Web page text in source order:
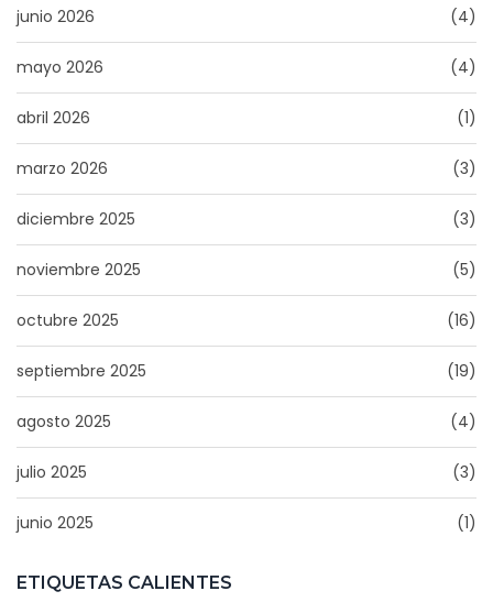
junio 2026 (4)
mayo 2026 (4)
abril 2026 (1)
marzo 2026 (3)
diciembre 2025 (3)
noviembre 2025 (5)
octubre 2025 (16)
septiembre 2025 (19)
agosto 2025 (4)
julio 2025 (3)
junio 2025 (1)
ETIQUETAS CALIENTES